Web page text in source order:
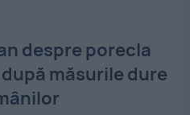
despre porecla
după măsurile dure